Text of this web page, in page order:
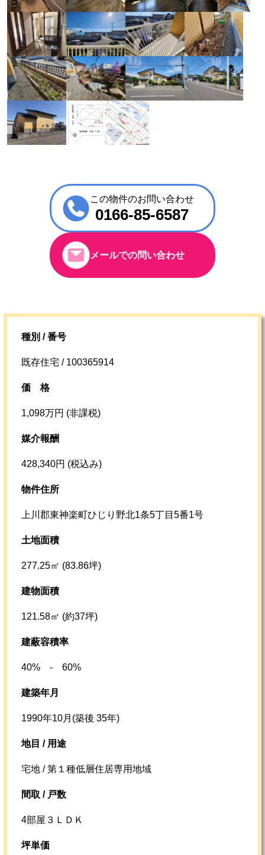
この物件のお問い合わせ
0166-85-6587
メールでの問い合わせ
種別 / 番号
既存住宅 / 100365914
価格
1,098万円 (非課税)
媒介報酬
428,340円 (税込み)
物件住所
上川郡東神楽町ひじり野北1条5丁目5番1号
土地面積
277.25㎡ (83.86坪)
建物面積
121.58㎡ (約37坪)
建蔽容積率
40% - 60%
建築年月
1990年10月(築後 35年)
地目 / 用途
宅地 / 第１種低層住居専用地域
間取 / 戸数
4部屋３ＬＤＫ
坪単価